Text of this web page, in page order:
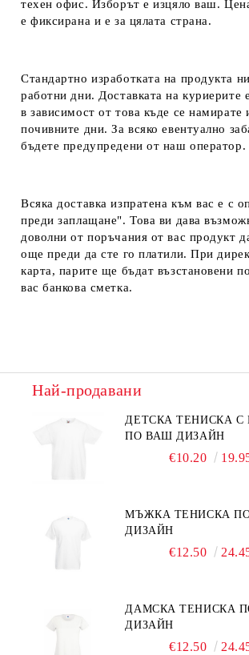
техен офис. Изборът е изцяло ваш.
е фиксирана и е за цялата страна.
Стандартно изработката на продукта
работни дни. Доставката на куриерите
в зависимост от това къде се намирате
почивните дни. За всяко евентуално
бъдете предупредени от наш оператор.
Всяка доставка изпратена към вас е с
преди заплащане". Това ви дава
доволни от поръчания от вас продукт
още преди да сте го платили. При
карта, парите ще бъдат възстановени
вас банкова сметка.
Най-продавани
ДЕТСКА ТЕНИСКА С
ПО ВАШ ДИЗАЙН
€10.20
МЪЖКА ТЕНИСКА
ДИЗАЙН
€12.50
ДАМСКА ТЕНИСКА
ДИЗАЙН
€12.50